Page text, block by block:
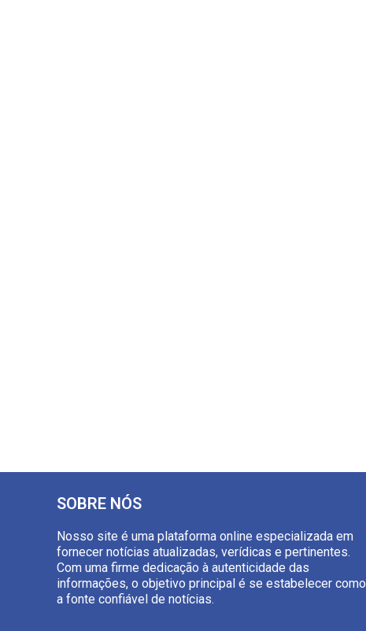
SOBRE NÓS
Nosso site é uma plataforma online especializada em
fornecer notícias atualizadas, verídicas e pertinentes.
Com uma firme dedicação à autenticidade das
informações, o objetivo principal é se estabelecer como
a fonte confiável de notícias.